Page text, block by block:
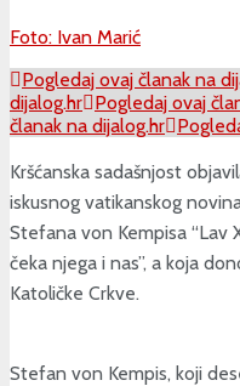
Foto: Ivan Marić
Pogledaj ovaj članak na
dijalog.hr Pogledaj ovaj
članak na dijalog.hr
Kršćanska sadašnjost
iskusnog vatikanskog
Stefana von Kempisa “Lav
čeka njega i nas”, a koja
Katoličke Crkve.
Stefan von Kempis, koji